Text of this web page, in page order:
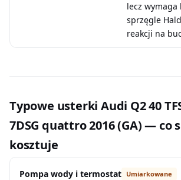
lecz
sprzęgle
reakcji na
Typowe usterki Audi Q2 40
7DSG quattro 2016 (GA) — co
kosztuje
Pompa wody i termostat Umiarkowane